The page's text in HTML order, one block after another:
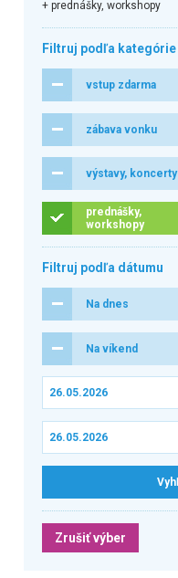
+ prednášky, workshopy
Filtruj podľa kategórie
vstup zdarma
zábava vonku
výstavy, koncerty
prednášky,
workshopy
Filtruj podľa dátumu
Na dnes
Na víkend
Zrušiť výber